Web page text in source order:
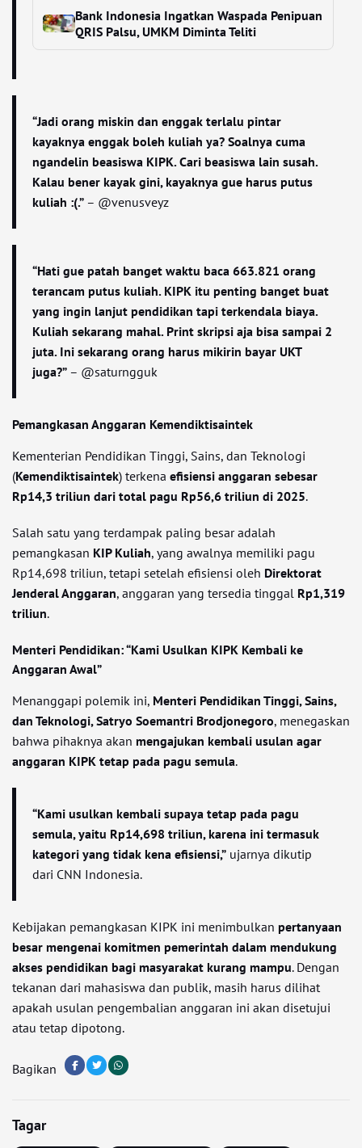
Bank Indonesia Ingatkan Waspada Penipuan
QRIS Palsu, UMKM Diminta Teliti
“Jadi orang miskin dan enggak terlalu pintar
kayaknya enggak boleh kuliah ya? Soalnya cuma
ngandelin beasiswa KIPK. Cari beasiswa lain susah.
Kalau bener kayak gini, kayaknya gue harus putus
kuliah :(.” – @venusveyz
“Hati gue patah banget waktu baca 663.821 orang
terancam putus kuliah. KIPK itu penting banget buat
yang ingin lanjut pendidikan tapi terkendala biaya.
Kuliah sekarang mahal. Print skripsi aja bisa sampai 2
juta. Ini sekarang orang harus mikirin bayar UKT
juga?” – @saturngguk
Pemangkasan Anggaran Kemendiktisaintek
Kementerian Pendidikan Tinggi, Sains, dan Teknologi
(Kemendiktisaintek) terkena efisiensi anggaran sebesar
Rp14,3 triliun dari total pagu Rp56,6 triliun di 2025.
Salah satu yang terdampak paling besar adalah
pemangkasan KIP Kuliah, yang awalnya memiliki pagu
Rp14,698 triliun, tetapi setelah efisiensi oleh Direktorat
Jenderal Anggaran, anggaran yang tersedia tinggal Rp1,319
triliun.
Menteri Pendidikan: “Kami Usulkan KIPK Kembali ke
Anggaran Awal”
Menanggapi polemik ini, Menteri Pendidikan Tinggi, Sains,
dan Teknologi, Satryo Soemantri Brodjonegoro, menegaskan
bahwa pihaknya akan mengajukan kembali usulan agar
anggaran KIPK tetap pada pagu semula.
“Kami usulkan kembali supaya tetap pada pagu
semula, yaitu Rp14,698 triliun, karena ini termasuk
kategori yang tidak kena efisiensi,” ujarnya dikutip
dari CNN Indonesia.
Kebijakan pemangkasan KIPK ini menimbulkan pertanyaan
besar mengenai komitmen pemerintah dalam mendukung
akses pendidikan bagi masyarakat kurang mampu. Dengan
tekanan dari mahasiswa dan publik, masih harus dilihat
apakah usulan pengembalian anggaran ini akan disetujui
atau tetap dipotong.
Bagikan
Tagar